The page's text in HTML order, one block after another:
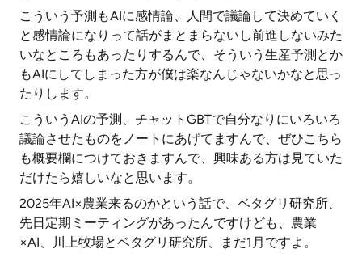
こういう予測もAIに感情論、人間で議論して決めていく
と感情論になりって話がまとまらないし前進しないみた
いなところもあったりするんで、そういう生産予測とか
もAIにしてしまった方が僕は楽なんじゃないかなと思っ
たりします。
こういうAIの予測、チャットGBTで自分なりにいろいろ
議論させたものをノートにあげてますんで、ぜひこちら
も概要欄につけておきますんで、興味ある方は見ていた
だけたら嬉しいなと思います。
2025年AI×農業来るのかという話で、ベタグリ研究所、
先日定期ミーティングがあったんですけども、農業
×AI、川上牧場とベタグリ研究所、まだ1月ですよ。